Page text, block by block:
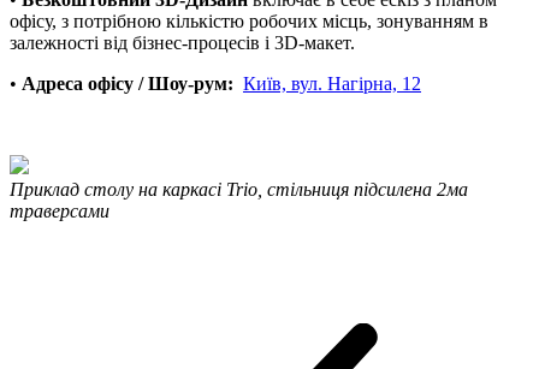
офісу, з потрібною кількістю робочих місць, зонуванням в
залежності від бізнес-процесів і 3D-макет.
• Адреса офісу / Шоу-рум: Київ, вул. Нагірна, 12
Приклад столу на каркасі Trio, стільниця підсилена 2ма
траверсами